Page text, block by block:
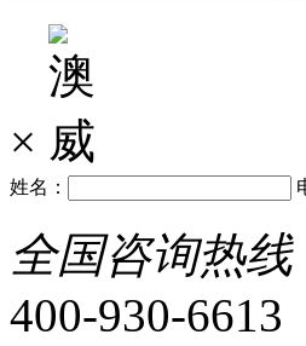
×
姓名：
全国咨询热线
400-930-6613